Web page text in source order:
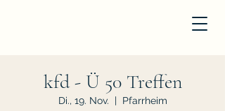
kfd - Ü 50 Treffen
Di., 19. Nov.
  |
Pfarrheim